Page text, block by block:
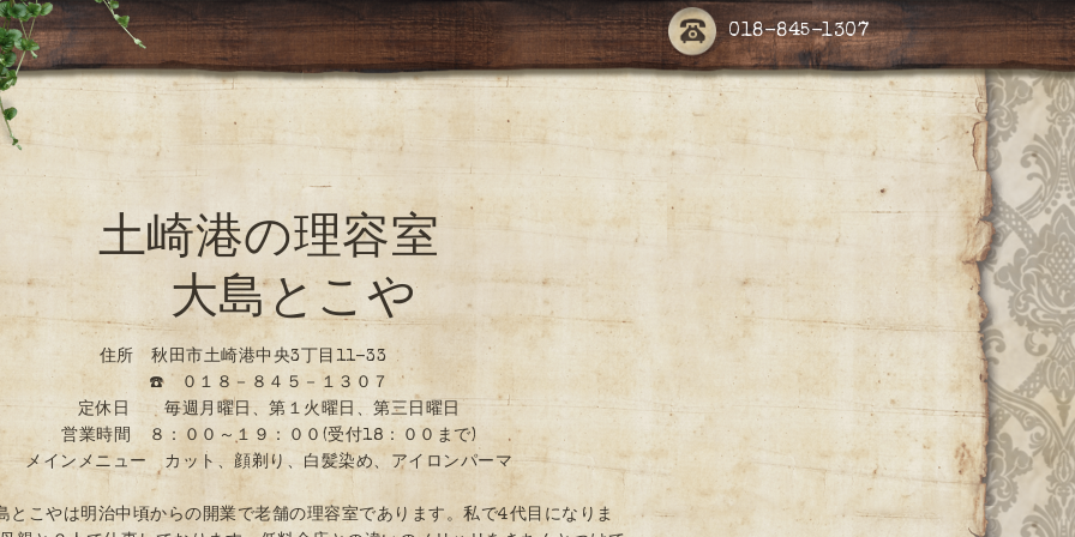
018-845-1307
土崎港の理容室
大島とこや
住所 秋田市土崎港中央3丁目11-33
☎️ ０１８－８４５－１３０７
定休日 毎週月曜日、第１火曜日、第三日曜日
営業時間 ８：００～１９：００(受付18：００まで)
メインメニュー カット、顔剃り、白髪染め、アイロンパーマ
とこやは明治中頃からの開業で老舗の理容室であります。私で4代目になりま